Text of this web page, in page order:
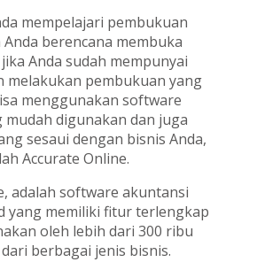
mempelajari pembukuan
berencana membuka
Anda sudah mempunyai
melakukan pembukuan yang
menggunakan software
digunakan dan juga
sesaui dengan bisnis Anda,
Accurate Online.
adalah software akuntansi
yang memiliki fitur terlengkap
oleh lebih dari 300 ribu
berbagai jenis bisnis.